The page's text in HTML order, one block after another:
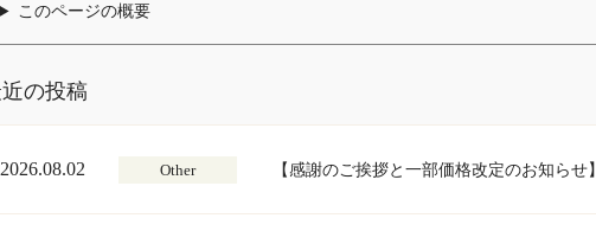
このページの概要
の投稿
2026.08.02 Other 【感謝のご挨拶と一部価格改定のお知らせ】